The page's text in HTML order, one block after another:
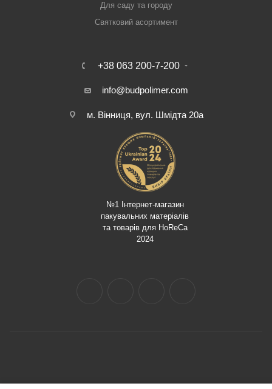
Для саду та городу
Святковий асортимент
+38 063 200-7-200
info@budpolimer.com
м. Вінниця, вул. Шмідта 20а
№1 Інтернет-магазин
пакувальних матеріалів
та товарів для HoReCa
2024